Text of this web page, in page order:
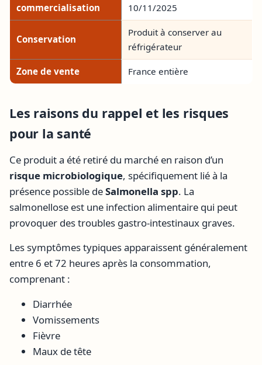
commercialisation
10/11/2025
Conservation
Produit à conserver au
réfrigérateur
Zone de vente France entière
Les raisons du rappel et les risques
pour la santé
Ce produit a été retiré du marché en raison d’un
risque microbiologique, spécifiquement lié à la
présence possible deSalmonella spp. La
salmonellose est une infection alimentaire qui peut
provoquer des troubles gastro-intestinaux graves.
Les symptômes typiques apparaissent généralement
entre 6 et 72 heures après la consommation,
comprenant :
Diarrhée
Vomissements
Fièvre
Maux de tête